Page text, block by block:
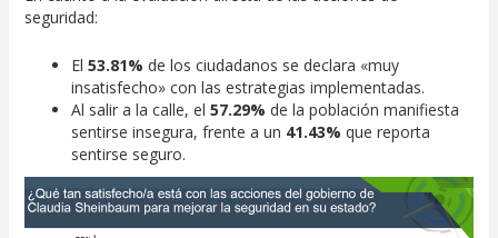
seguridad:
El 53.81% de los ciudadanos se declara «muy
insatisfecho» con las estrategias implementadas.
Al salir a la calle, el 57.29% de la población manifiesta
sentirse insegura, frente a un 41.43% que reporta
sentirse seguro.